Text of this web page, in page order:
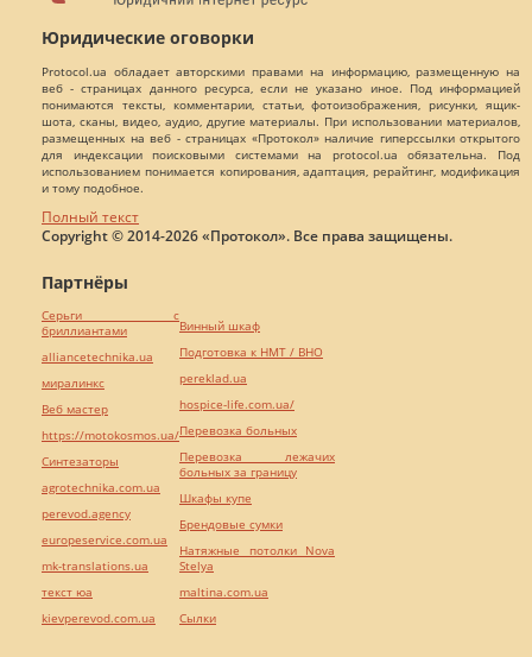
Юридические оговорки
Protocol.ua обладает авторскими правами на информацию, размещенную на
веб - страницах данного ресурса, если не указано иное. Под информацией
понимаются тексты, комментарии, статьи, фотоизображения, рисунки, ящик-
шота, сканы, видео, аудио, другие материалы. При использовании материалов,
размещенных на веб - страницах «Протокол» наличие гиперссылки открытого
для индексации поисковыми системами на protocol.ua обязательна. Под
использованием понимается копирования, адаптация, рерайтинг, модификация
и тому подобное.
Полный текст
Copyright © 2014-2026 «Протокол». Все права защищены.
Партнёры
Серьги с
бриллиантами
alliancetechnika.ua
миралинкс
Веб мастер
https://motokosmos.ua/
Синтезаторы
agrotechnika.com.ua
perevod.agency
europeservice.com.ua
mk-translations.ua
текст юа
kievperevod.com.ua
Винный шкаф
Подготовка к НМТ / ВНО
pereklad.ua
hospice-life.com.ua/
Перевозка больных
Перевозка лежачих
больных за границу
Шкафы купе
Брендовые сумки
Натяжные потолки Nova
Stelya
maltina.com.ua
Cылки